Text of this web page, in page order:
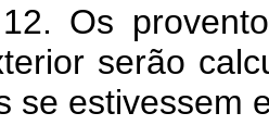
12. Os
serão
se estivessem